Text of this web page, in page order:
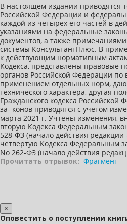
В настоящем издании приводятся
Российской Федерации и
каждой из четырех его частей в
указаниями на федеральные
документов, а также
системы КонсультантПлюс. В
к действующим нормативным
Кодекса, представлены правовые
органов Российской Федерации по
применением отдельных норм,
технического характера, другая
Гражданского кодекса
за- конов приводятся с учетом
марта 2021 г. Учтены изменения,
вторую Кодекса Федеральным
528-ФЗ (начало действия
четвертую Кодекса Федеральным
No 262-ФЗ (начало действия
Прочитать отрывок: Фрагмент
×
Оповестить о поступлении